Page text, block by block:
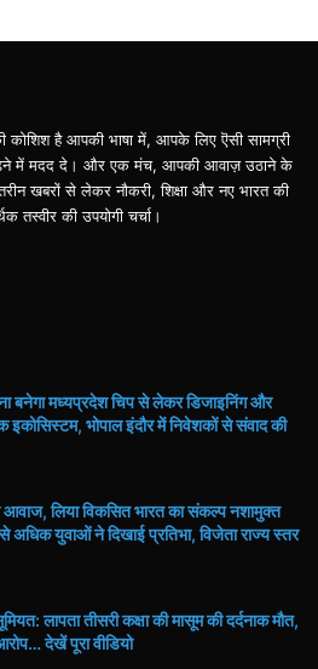
है आपकी भाषा में, आपके लिए ऎसी सामग्री
में मदद दे। और एक मंच, आपकी आवाज़ उठाने के
खबरों से लेकर नौकरी, शिक्षा और नए भारत की
तस्वीर की उपयोगी चर्चा।
बनेगा मध्यप्रदेश चिप से लेकर डिजाइनिंग और
भोपाल इंदौर में निवेशकों से संवाद की
लिया विकसित भारत का संकल्प नशामुक्त
अधिक युवाओं ने दिखाई प्रतिभा, विजेता राज्य स्तर
लापता तीसरी कक्षा की मासूम की दर्दनाक मौत,
देखें पूरा वीडियो